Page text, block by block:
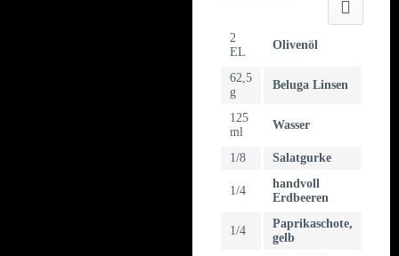
2
EL
Olivenöl
62,5
g
Beluga Linsen
125
ml
Wasser
1/8 Salatgurke
1/4
handvoll
Erdbeeren
1/4
Paprikaschote,
gelb